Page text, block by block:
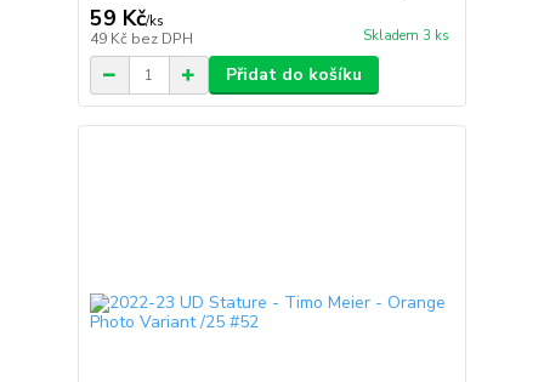
59 Kč/ks
49 Kč bez DPH Skladem 3 ks
Přidat do košíku